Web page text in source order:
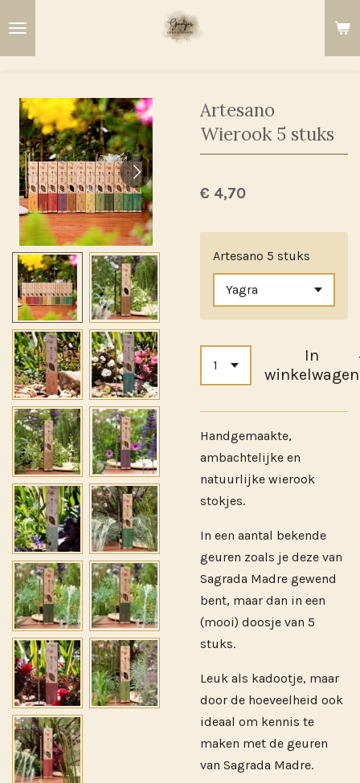
hoofdinhoud
Artesano
Wierook 5 stuks
€ 4,70
Artesano 5 stuks
In
winkelwagen
Handgemaakte,
ambachtelijke en
natuurlijke wierook
stokjes.
In een aantal bekende
geuren zoals je deze van
Sagrada Madre gewend
bent, maar dan in een
(mooi) doosje van 5
stuks.
Leuk als kadootje, maar
door de hoeveelheid ook
ideaal om kennis te
maken met de geuren
van Sagrada Madre.